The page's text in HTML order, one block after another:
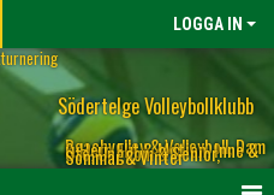
LOGGA IN
Södertelge Volleybollklubb
Beachvolley & Volleyboll, Dam
& Herr, Elit & Motion, Inne &
Ute, Ungdom & Senior,
Sommar & Vinter